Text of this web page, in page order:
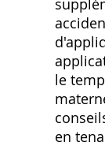
le
en